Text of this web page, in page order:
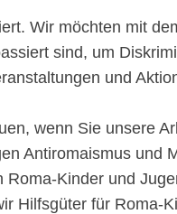
Wir möchten mit
sind, um
und
wenn Sie unsere
Antiromaismus und
Kinder und
Hilfsgüter für Roma-